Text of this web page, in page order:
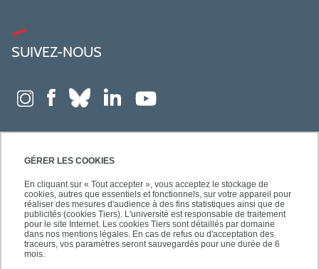
GÉRER LES COOKIES
En cliquant sur « Tout accepter », vous acceptez le stockage de
cookies, autres que essentiels et fonctionnels, sur votre appareil pour
réaliser des mesures d'audience à des fins statistiques ainsi que de
publicités (cookies Tiers). L'université est responsable de traitement
pour le site Internet. Les cookies Tiers sont détaillés par domaine
dans nos mentions légales. En cas de refus ou d'acceptation des
traceurs, vos paramètres seront sauvegardés pour une durée de 6
mois.
SUIVEZ-NOUS